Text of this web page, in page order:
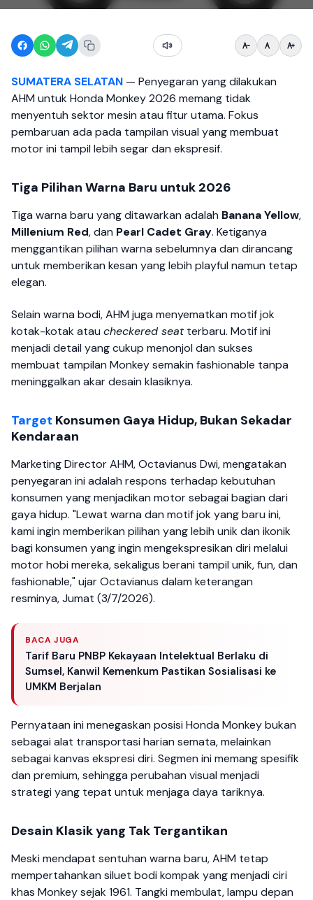
SUMATERA SELATAN — Penyegaran yang dilakukan
AHM untuk Honda Monkey 2026 memang tidak
menyentuh sektor mesin atau fitur utama. Fokus
pembaruan ada pada tampilan visual yang membuat
motor ini tampil lebih segar dan ekspresif.
Tiga Pilihan Warna Baru untuk 2026
Tiga warna baru yang ditawarkan adalah Banana Yellow,
Millenium Red, dan Pearl Cadet Gray. Ketiganya
menggantikan pilihan warna sebelumnya dan dirancang
untuk memberikan kesan yang lebih playful namun tetap
elegan.
Selain warna bodi, AHM juga menyematkan motif jok
kotak-kotak atau checkered seatterbaru. Motif ini
menjadi detail yang cukup menonjol dan sukses
membuat tampilan Monkey semakin fashionable tanpa
meninggalkan akar desain klasiknya.
Target Konsumen Gaya Hidup, Bukan Sekadar
Kendaraan
Marketing Director AHM, Octavianus Dwi, mengatakan
penyegaran ini adalah respons terhadap kebutuhan
konsumen yang menjadikan motor sebagai bagian dari
gaya hidup. "Lewat warna dan motif jok yang baru ini,
kami ingin memberikan pilihan yang lebih unik dan ikonik
bagi konsumen yang ingin mengekspresikan diri melalui
motor hobi mereka, sekaligus berani tampil unik, fun, dan
fashionable," ujar Octavianus dalam keterangan
resminya, Jumat (3/7/2026).
BACA JUGA
Tarif Baru PNBP Kekayaan Intelektual Berlaku di
Sumsel, Kanwil Kemenkum Pastikan Sosialisasi ke
UMKM Berjalan
Pernyataan ini menegaskan posisi Honda Monkey bukan
sebagai alat transportasi harian semata, melainkan
sebagai kanvas ekspresi diri. Segmen ini memang spesifik
dan premium, sehingga perubahan visual menjadi
strategi yang tepat untuk menjaga daya tariknya.
Desain Klasik yang Tak Tergantikan
Meski mendapat sentuhan warna baru, AHM tetap
mempertahankan siluet bodi kompak yang menjadi ciri
khas Monkey sejak 1961. Tangki membulat, lampu depan